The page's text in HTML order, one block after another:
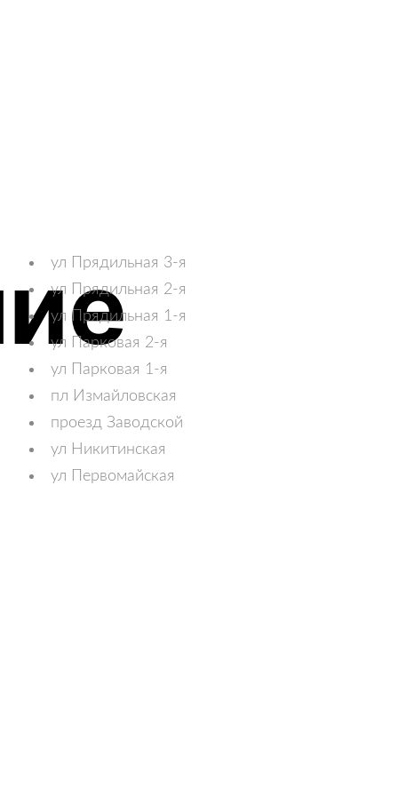
ул Прядильная 3-я
ул Прядильная 2-я
ул Прядильная 1-я
ул Парковая 2-я
ул Парковая 1-я
пл Измайловская
проезд Заводской
ул Никитинская
ул Первомайская